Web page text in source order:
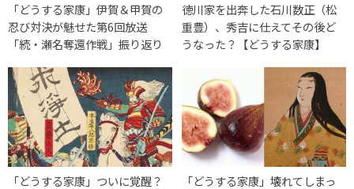
「どうする家康」伊賀＆甲賀の
忍び対決が魅せた第6回放送
「続・瀬名奪還作戦」振り返り
徳川家を出奔した石川数正（松
重豊）、秀吉に仕えてその後ど
うなった？【どうする家康】
「どうする家康」ついに覚醒？
「どうする家康」壊れてしまっ